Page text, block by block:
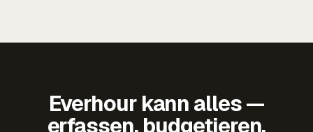
Everhour kann alles —
erfassen, budgetieren,